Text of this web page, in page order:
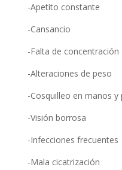
-Apetito constante
-Cansancio
-Falta de concentración
-Alteraciones de peso
-Cosquilleo en manos y
-Visión borrosa
-Infecciones frecuentes
-Mala cicatrización